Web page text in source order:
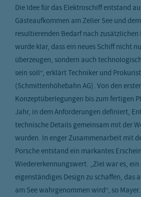
Die Idee für das Elektroschiff entstand
Gästeaufkommen am Zeller See und
resultierenden Bedarf nach
wurde klar, dass ein neues Schiff nicht
überzeugen, sondern auch
sein soll“, erklärt Techniker und
(Schmittenhöhebahn AG). Von den
Konzeptüberlegungen bis zum fertigen
Jahr, in dem Anforderungen definiert,
technische Details gemeinsam mit der
wurden. In enger Zusammenarbeit mit
Porsche entstand ein markantes
Wiedererkennungswert. „Ziel war es,
eigenständiges Design zu schaffen, das
am See wahrgenommen wird“, so